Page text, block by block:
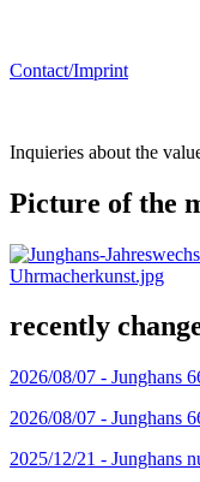
Contact/Imprint
Inquieries about the
Picture of the
recently
2026/08/07 - Junghans
2026/08/07 - Junghans
2025/12/21 - Junghans